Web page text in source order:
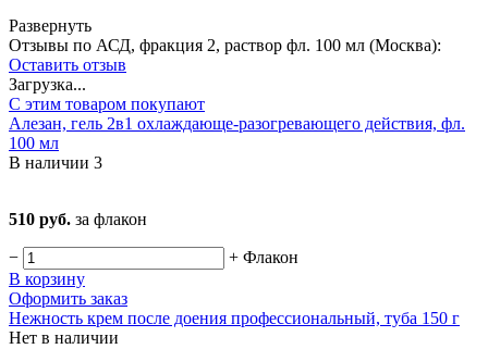
Развернуть
Отзывы по АСД, фракция 2, раствор фл. 100 мл (Москва):
Оставить отзыв
Загрузка...
С этим товаром покупают
Алезан, гель 2в1 охлаждающе-разогревающего действия, фл.
100 мл
В наличии 3
510 руб. за флакон
− + Флакон
В корзину
Оформить заказ
Нежность крем после доения профессиональный, туба 150 г
Нет в наличии